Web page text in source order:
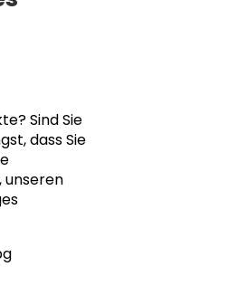
Sind Sie
dass Sie
unseren